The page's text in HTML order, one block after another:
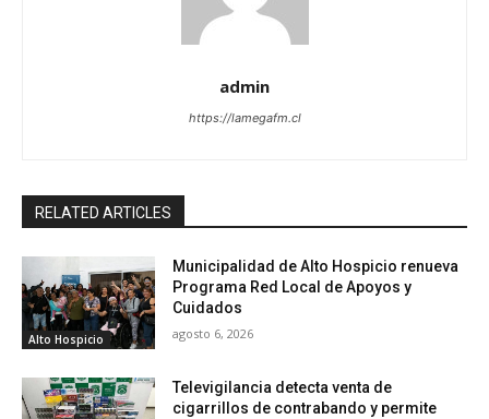
admin
https://lamegafm.cl
RELATED ARTICLES
Alto Hospicio
Municipalidad de Alto Hospicio renueva
Programa Red Local de Apoyos y
Cuidados
agosto 6, 2026
Televigilancia detecta venta de
cigarrillos de contrabando y permite